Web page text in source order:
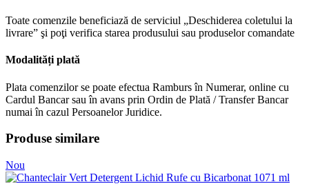
Toate comenzile beneficiază de serviciul „Deschiderea coletului la
livrare” şi poţi verifica starea produsului sau produselor comandate
Modalități plată
Plata comenzilor se poate efectua Ramburs în Numerar, online cu
Cardul Bancar sau în avans prin Ordin de Plată / Transfer Bancar
numai în cazul Persoanelor Juridice.
Produse similare
Nou